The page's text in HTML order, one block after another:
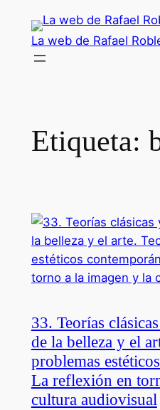
contenido
La web de Rafael
Etiqueta:
33. Teorías
de la belleza y el
problemas
La reflexión en
cultura audiovisual